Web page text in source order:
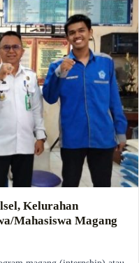
Kelurahan
Mahasiswa Magang